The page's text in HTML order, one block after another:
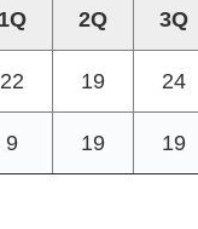
1Q 2Q 3Q
22 19 24
9 19 19